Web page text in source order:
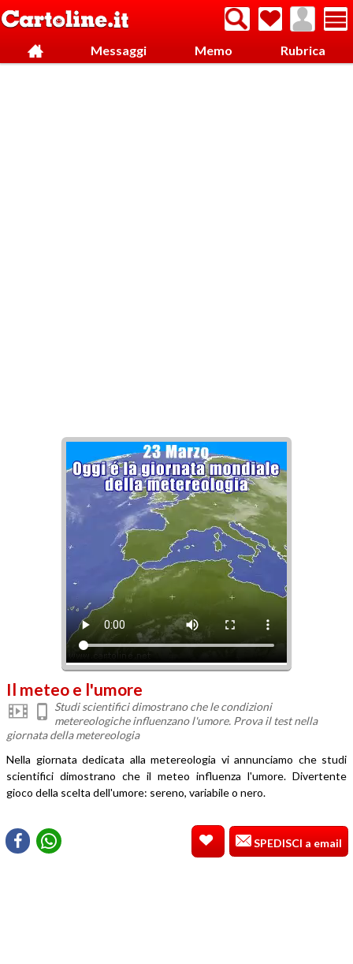
Messaggi Memo Rubrica
Il meteo e l'umore
Studi scientifici dimostrano che le condizioni
metereologiche influenzano l'umore. Prova il test nella
giornata della metereologia
Nella giornata dedicata alla metereologia vi annunciamo che studi
scientifici dimostrano che il meteo influenza l'umore. Divertente
gioco della scelta dell'umore: sereno, variabile o nero.
SPEDISCI a email